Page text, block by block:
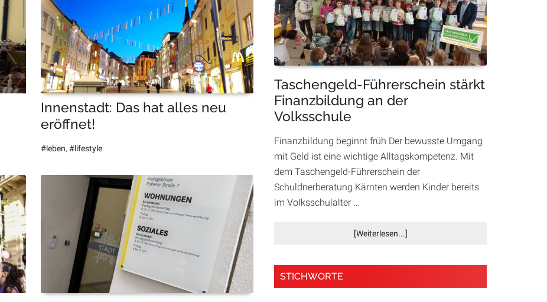
Innenstadt: Das hat alles neu
eröffnet!
#leben, #lifestyle
als
jedes
Heim:
Housing
First
Taschengeld-Führerschein stärkt
Finanzbildung an der
Volksschule
Finanzbildung beginnt früh Der bewusste Umgang
mit Geld ist eine wichtige Alltagskompetenz. Mit
dem Taschengeld-Führerschein der
Schuldnerberatung Kärnten werden Kinder bereits
im Volksschulalter …
[Weiterlesen...]Infos
STICHWORTE